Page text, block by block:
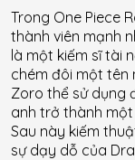
Trong One Piece
thành viên mạnh
là một kiếm sĩ tài
chém đôi một tên
Zoro thể sử dụng
anh trở thành
Sau này kiếm
sự dạy dỗ của